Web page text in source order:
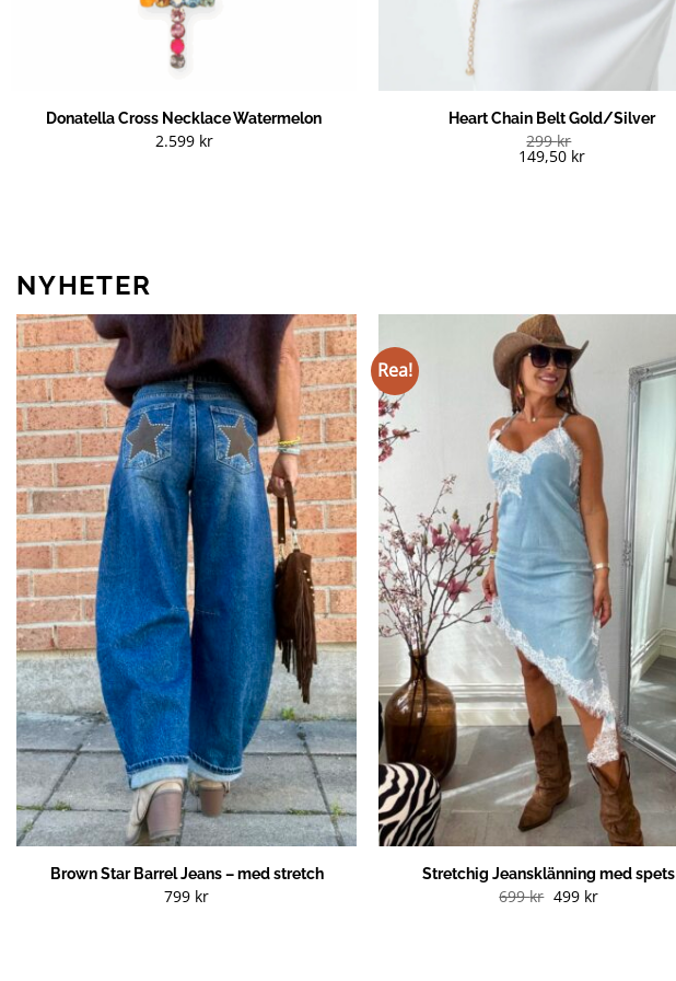
Donatella Cross Necklace Watermelon
2.599 kr
Heart Chain Belt Gold/Silver
299kr
149,50 kr
NYHETER
Brown Star Barrel Jeans – med stretch
799 kr
Rea!
Stretchig Jeansklänning med spets
699kr Det
499 krDet